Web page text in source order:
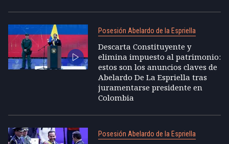
Posesión Abelardo de la Espriella
Descarta Constituyente y
elimina impuesto al patrimonio:
estos son los anuncios claves de
Abelardo De La Espriella tras
juramentarse presidente en
Colombia
Posesión Abelardo de la Espriella